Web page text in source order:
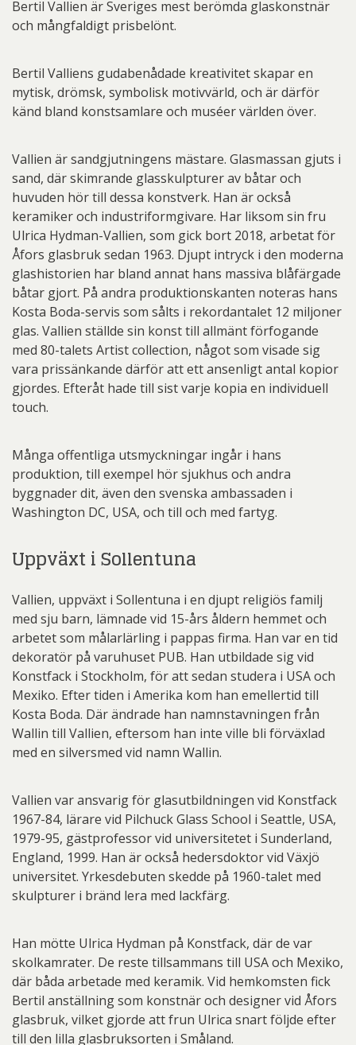
Bertil Vallien är Sveriges mest berömda glaskonstnär
och mångfaldigt prisbelönt.
Bertil Valliens gudabenådade kreativitet skapar en
mytisk, drömsk, symbolisk motivvärld, och är därför
känd bland konstsamlare och muséer världen över.
Vallien är sandgjutningens mästare. Glasmassan gjuts i
sand, där skimrande glasskulpturer av båtar och
huvuden hör till dessa konstverk. Han är också
keramiker och industriformgivare. Har liksom sin fru
Ulrica Hydman-Vallien, som gick bort 2018, arbetat för
Åfors glasbruk sedan 1963. Djupt intryck i den moderna
glashistorien har bland annat hans massiva blåfärgade
båtar gjort. På andra produktionskanten noteras hans
Kosta Boda-servis som sålts i rekordantalet 12 miljoner
glas. Vallien ställde sin konst till allmänt förfogande
med 80-talets Artist collection, något som visade sig
vara prissänkande därför att ett ansenligt antal kopior
gjordes. Efteråt hade till sist varje kopia en individuell
touch.
Många offentliga utsmyckningar ingår i hans
produktion, till exempel hör sjukhus och andra
byggnader dit, även den svenska ambassaden i
Washington DC, USA, och till och med fartyg.
Uppväxt i Sollentuna
Vallien, uppväxt i Sollentuna i en djupt religiös familj
med sju barn, lämnade vid 15-års åldern hemmet och
arbetet som målarlärling i pappas firma. Han var en tid
dekoratör på varuhuset PUB. Han utbildade sig vid
Konstfack i Stockholm, för att sedan studera i USA och
Mexiko. Efter tiden i Amerika kom han emellertid till
Kosta Boda. Där ändrade han namnstavningen från
Wallin till Vallien, eftersom han inte ville bli förväxlad
med en silversmed vid namn Wallin.
Vallien var ansvarig för glasutbildningen vid Konstfack
1967-84, lärare vid Pilchuck Glass School i Seattle, USA,
1979-95, gästprofessor vid universitetet i Sunderland,
England, 1999. Han är också hedersdoktor vid Växjö
universitet. Yrkesdebuten skedde på 1960-talet med
skulpturer i bränd lera med lackfärg.
Han mötte Ulrica Hydman på Konstfack, där de var
skolkamrater. De reste tillsammans till USA och Mexiko,
där båda arbetade med keramik. Vid hemkomsten fick
Bertil anställning som konstnär och designer vid Åfors
glasbruk, vilket gjorde att frun Ulrica snart följde efter
till den lilla glasbruksorten i Småland.